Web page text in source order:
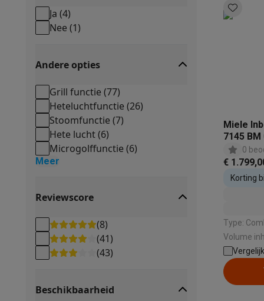
Eco producten
Ecocheques
Info ecocheques
Refurbished smartphones Refurbished tablets
Wasmachines met ecocheques
Kleine keukentoestellen
Kleine keukentoestellen met ecocheques
Grote keukentoestellen
Vaatwassers met ecocheques Koelkasten met
Airco
TV & audio
Multimedia & telefonie
Smartphones met ecocheques Tablets met ecocheques
Transport
ImpactEnergie besparen Recycleer je oud elektro
Ja (4)
Nee (1)
Andere opties
Grill functie (77)
Heteluchtfunctie (26)
Stoomfunctie (7)
Hete lucht(6)
Microgolffunctie (6)
Meer
Reviewscore
(8)
(41)
(43)
Beschikbaarheid
Miele
7145 BM
0
€
Korting
Type:
Volume
microgolf:
Nishoogte:
Vergelijk